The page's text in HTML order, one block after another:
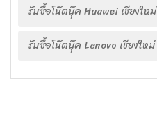
รับซื้อโน๊ตบุ๊ค Huawei เชียงใหม่
รับซื้อโน๊ตบุ๊ค Lenovo เชียงใหม่